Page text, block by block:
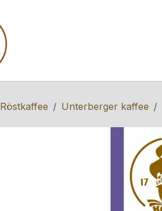
Röstkaffee Unterberger kaffee